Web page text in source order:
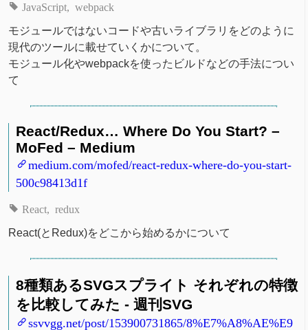
JavaScript webpack
モジュールではないコードや古いライブラリをどのように
現代のツールに載せていくかについて。
モジュール化やwebpackを使ったビルドなどの手法につい
て
React/Redux… Where Do You Start? –
MoFed – Medium
medium.com/mofed/react-redux-where-do-you-start-
500c98413d1f
React redux
React(とRedux)をどこから始めるかについて
8種類あるSVGスプライト それぞれの特徴
を比較してみた - 週刊SVG
ssvvgg.net/post/153900731865/8%E7%A8%AE%E9